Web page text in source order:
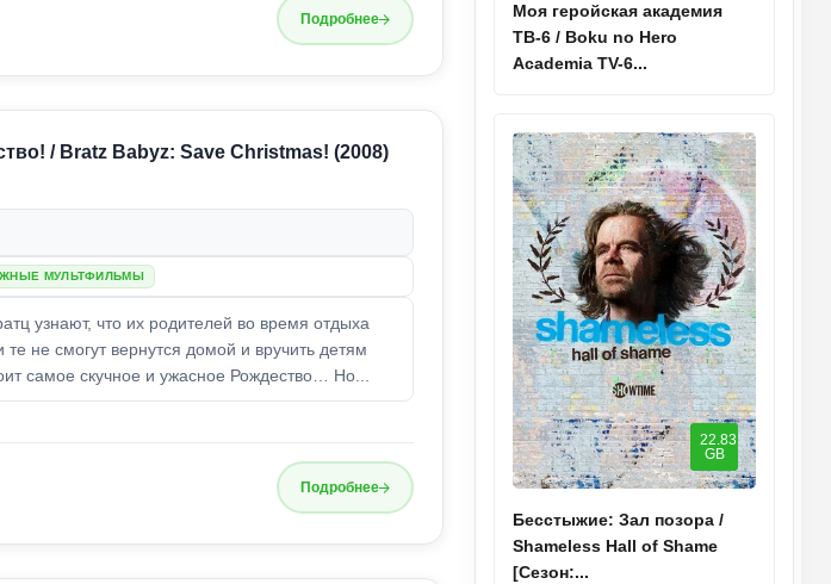
Подробнее
/ Bratz Babyz: Save Christmas! (2008)
МУЛЬТФИЛЬМЫ
узнают, что их родителей во время отдыха
те не смогут вернутся домой и вручить детям
самое скучное и ужасное Рождество… Но...
Подробнее
Моя геройская академия
ТВ-6 / Boku no Hero
Academia TV-6...
22.83
GB
Бесстыжие: Зал позора /
Shameless Hall of Shame
[Сезон:...